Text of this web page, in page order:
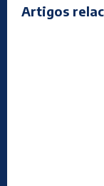
Artigos